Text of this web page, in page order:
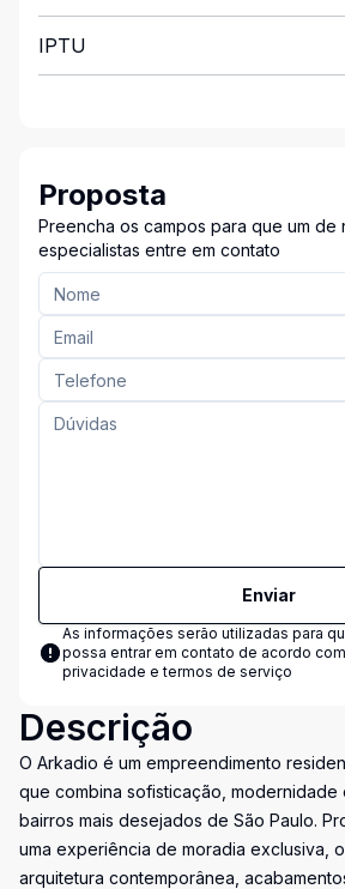
IPTU
Proposta
Preencha os campos para que um de
especialistas entre em contato
Enviar
As informações serão utilizadas para
possa entrar em contato de acordo
privacidade e termos de serviço
Descrição
O Arkadio é um empreendimento
que combina sofisticação, modernidade
bairros mais desejados de São Paulo.
uma experiência de moradia exclusiva,
arquitetura contemporânea,